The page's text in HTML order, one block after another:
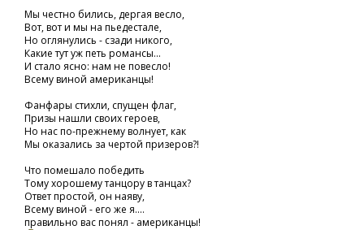
Мы честно бились, дергая весло,
Вот, вот и мы на пьедестале,
Но оглянулись - сзади никого,
Какие тут уж петь романсы...
И стало ясно: нам не повесло!
Всему виной американцы!
Фанфары стихли, спущен флаг,
Призы нашли своих героев,
Но нас по-прежнему волнует, как
Мы оказались за чертой призеров?!
Что помешало победить
Тому хорошему танцору в танцах?
Ответ простой, он наяву,
Всему виной - его же я....
правильно вас понял - американцы!